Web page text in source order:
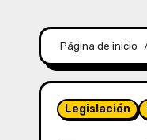
Página de inicio
Legislación